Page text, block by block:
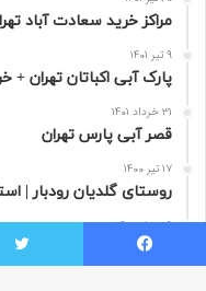
مراکز خرید سعادت‌ آباد
9 تیر 1401
پارک آبی اکباتان تهران +
31 خرداد 1401
قصر آبی پارس تهران
17 تیر 1400
روستای گلدیان رودبار |
9 مرداد 1400
تور مجازی پاریس به صورت 360 درجه | فرانسه
فیسبوک توییتر